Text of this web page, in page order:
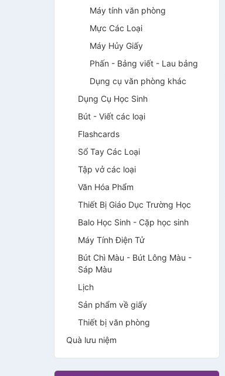
Máy tính văn phòng
Mực Các Loại
Máy Hủy Giấy
Phấn - Bảng viết - Lau bảng
Dụng cụ văn phòng khác
Dụng Cụ Học Sinh
Bút - Viết các loại
Flashcards
Sổ Tay Các Loại
Tập vở các loại
Văn Hóa Phẩm
Thiết Bị Giáo Dục Trường Học
Balo Học Sinh - Cặp học sinh
Máy Tính Điện Tử
Bút Chì Màu - Bút Lông Màu -
Sáp Màu
Lịch
Sản phẩm về giấy
Thiết bị văn phòng
Quà lưu niệm